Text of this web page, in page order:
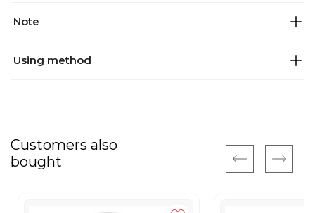
Note
Using method
Customers also
bought